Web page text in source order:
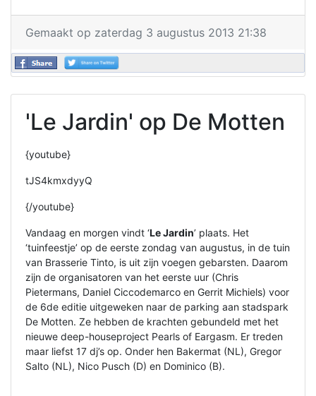
Gemaakt op zaterdag 3 augustus 2013 21:38
'Le Jardin' op De Motten
{youtube}
tJS4kmxdyyQ
{/youtube}
Vandaag en morgen vindt ‘Le Jardin’ plaats. Het
‘tuinfeestje’ op de eerste zondag van augustus, in de tuin
van Brasserie Tinto, is uit zijn voegen gebarsten. Daarom
zijn de organisatoren van het eerste uur (Chris
Pietermans, Daniel Ciccodemarco en Gerrit Michiels) voor
de 6de editie uitgeweken naar de parking aan stadspark
De Motten. Ze hebben de krachten gebundeld met het
nieuwe deep-houseproject Pearls of Eargasm. Er treden
maar liefst 17 dj’s op. Onder hen Bakermat (NL), Gregor
Salto (NL), Nico Pusch (D) en Dominico (B).